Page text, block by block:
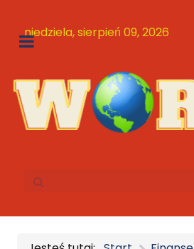
niedziela, sierpień 09, 2026